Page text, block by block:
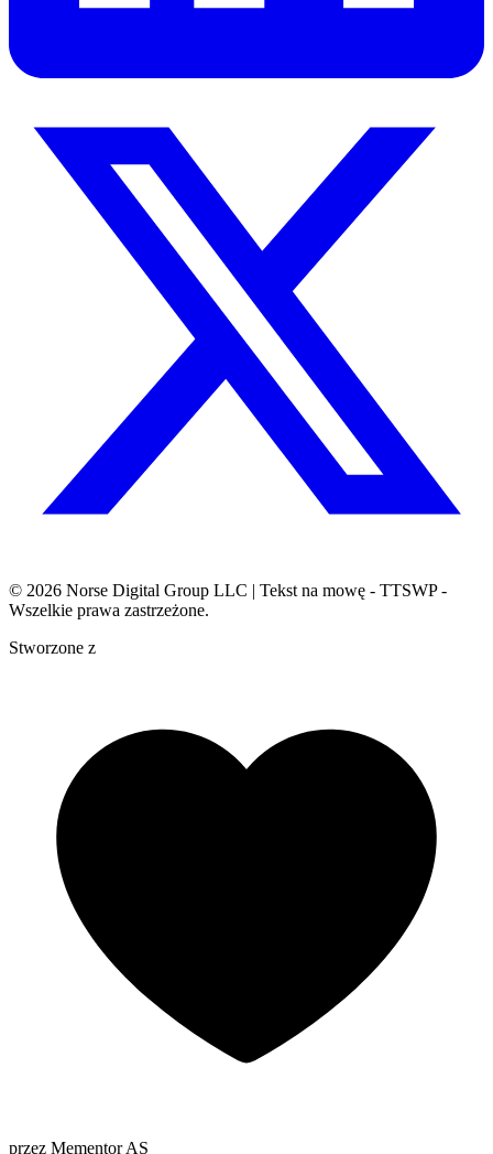
© 2026 Norse Digital Group LLC | Tekst na mowę - TTSWP -
Wszelkie prawa zastrzeżone.
Stworzone z
przez Mementor AS